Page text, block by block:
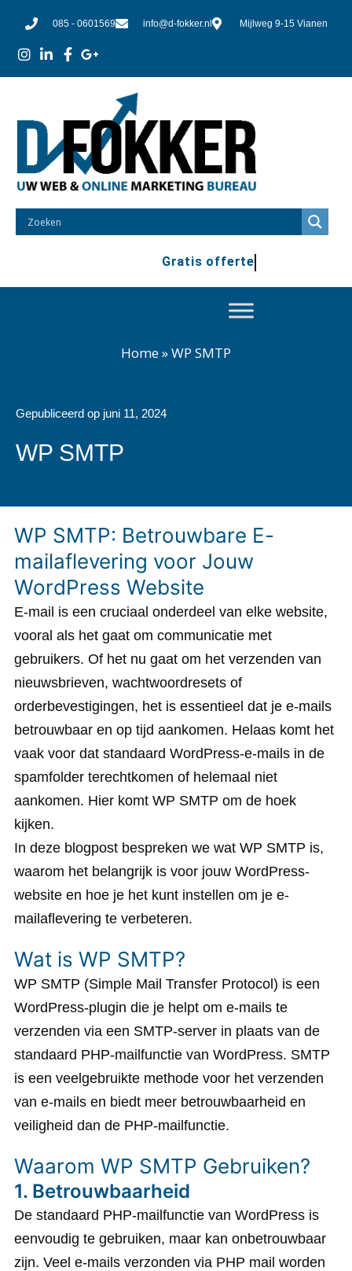
085 - 0601569 info@d-fokker.nl Mijlweg 9-15 Vianen
Gratis offerte
Home»WP SMTP
Gepubliceerd op juni 11, 2024
WP SMTP
WP SMTP: Betrouwbare E-
mailaflevering voor Jouw
WordPress Website
E-mail is een cruciaal onderdeel van elke website,
vooral als het gaat om communicatie met
gebruikers. Of het nu gaat om het verzenden van
nieuwsbrieven, wachtwoordresets of
orderbevestigingen, het is essentieel dat je e-mails
betrouwbaar en op tijd aankomen. Helaas komt het
vaak voor dat standaard WordPress-e-mails in de
spamfolder terechtkomen of helemaal niet
aankomen. Hier komt WP SMTP om de hoek
kijken.
In deze blogpost bespreken we wat WP SMTP is,
waarom het belangrijk is voor jouw WordPress-
website en hoe je het kunt instellen om je e-
mailaflevering te verbeteren.
Wat is WP SMTP?
WP SMTP (Simple Mail Transfer Protocol) is een
WordPress-plugin die je helpt om e-mails te
verzenden via een SMTP-server in plaats van de
standaard PHP-mailfunctie van WordPress. SMTP
is een veelgebruikte methode voor het verzenden
van e-mails en biedt meer betrouwbaarheid en
veiligheid dan de PHP-mailfunctie.
Waarom WP SMTP Gebruiken?
1. Betrouwbaarheid
De standaard PHP-mailfunctie van WordPress is
eenvoudig te gebruiken, maar kan onbetrouwbaar
zijn. Veel e-mails verzonden via PHP mail worden